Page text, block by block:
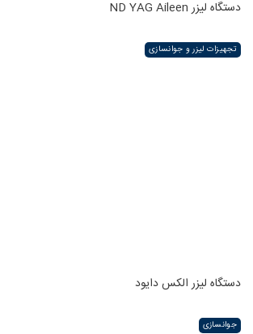
دستگاه لیزر ND YAG Aileen
تجهیزات لیزر و جوانسازی
دستگاه لیزر الکس دایود
جوانسازی